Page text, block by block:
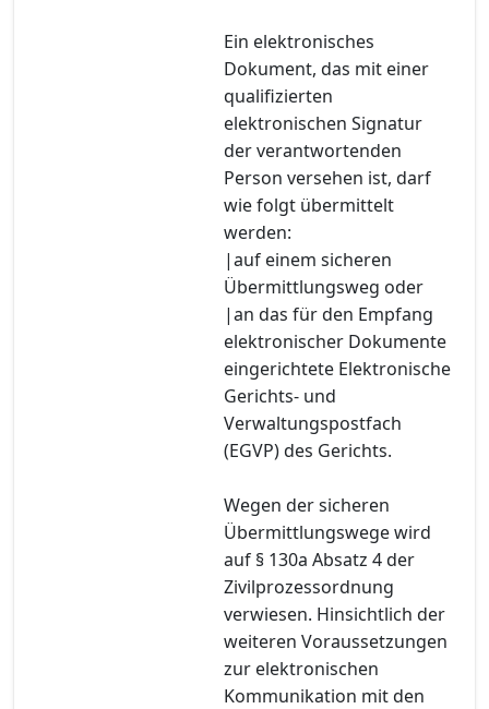
Ein elektronisches
Dokument, das mit einer
qualifizierten
elektronischen Signatur
der verantwortenden
Person versehen ist, darf
wie folgt übermittelt
werden:
|auf einem sicheren
Übermittlungsweg oder
|an das für den Empfang
elektronischer Dokumente
eingerichtete Elektronische
Gerichts- und
Verwaltungspostfach
(EGVP) des Gerichts.
Wegen der sicheren
Übermittlungswege wird
auf § 130a Absatz 4 der
Zivilprozessordnung
verwiesen. Hinsichtlich der
weiteren Voraussetzungen
zur elektronischen
Kommunikation mit den